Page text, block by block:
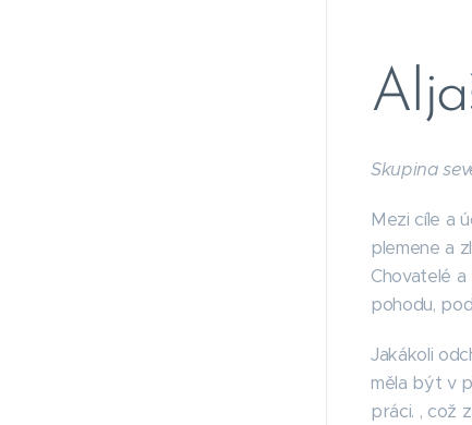
Skupina
Mezi cíle a
plemene a
Chovatelé
pohodu,
Jakákoli
měla být v
práci. , což